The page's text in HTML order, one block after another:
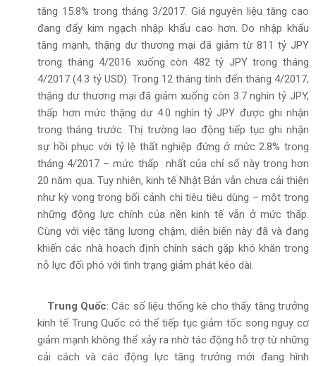
tăng 15.8% trong tháng 3/2017. Giá nguyên liệu tăng cao
đang đẩy kim ngạch nhập khẩu cao hơn. Do nhập khẩu
tăng mạnh, thặng dư thương mại đã giảm từ 811 tỷ JPY
trong tháng 4/2016 xuống còn 482 tỷ JPY trong tháng
4/2017 (4.3 tỷ USD). Trong 12 tháng tính đến tháng 4/2017,
thặng dư thương mại đã giảm xuống còn 3.7 nghìn tỷ JPY,
thấp hơn mức thặng dư 4.0 nghìn tỷ JPY được ghi nhận
trong tháng trước. Thị trường lao động tiếp tục ghi nhận
sự hồi phục với tỷ lệ thất nghiệp đứng ở mức 2.8% trong
tháng 4/2017 – mức thấp nhất của chỉ số này trong hơn
20 năm qua. Tuy nhiên, kinh tế Nhật Bản vẫn chưa cải thiện
như kỳ vọng trong bối cảnh chi tiêu tiêu dùng – một trong
những động lực chính của nền kinh tế vẫn ở mức thấp.
Cùng với việc tăng lương chậm, diễn biến này đã và đang
khiến các nhà hoạch định chính sách gặp khó khăn trong
nỗ lực đối phó với tình trạng giảm phát kéo dài.
Trung Quốc: Các số liệu thống kê cho thấy tăng trưởng
kinh tế Trung Quốc có thể tiếp tục giảm tốc song nguy cơ
giảm mạnh không thể xảy ra nhờ tác động hỗ trợ từ những
cải cách và các động lực tăng trưởng mới đang hình